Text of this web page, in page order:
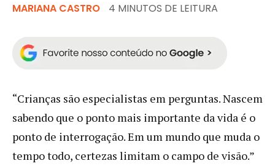
MARIANA CASTRO 4 MINUTOS DE LEITURA
“Crianças são especialistas em perguntas. Nascem
sabendo que o ponto mais importante da vida é o
ponto de interrogação. Em um mundo que muda o
tempo todo, certezas limitam o campo de visão.”